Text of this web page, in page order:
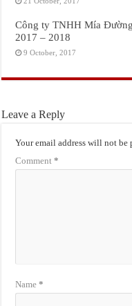
Công ty TNHH Mía
2017 – 2018
9 October, 2017
Leave a Reply
Your email address will not be
Comment*
Name*